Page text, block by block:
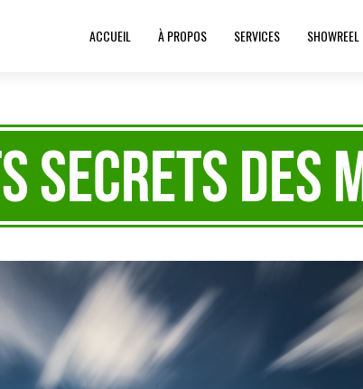
ACCUEIL À PROPOS SERVICES SHOWREEL
secrets des